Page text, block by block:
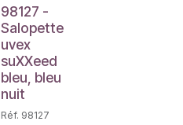
98127 -
Salopette
uvex
suXXeed
bleu, bleu
nuit
Réf. 98127